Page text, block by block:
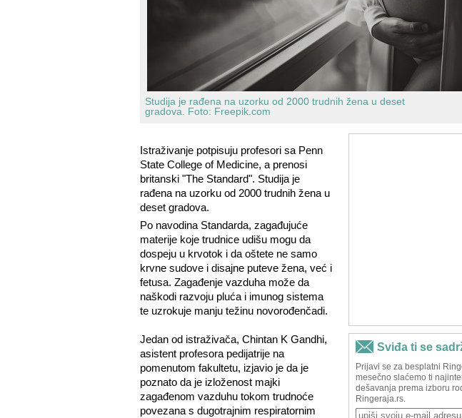
Studija je rađena na uzorku od 2000 trudnih žena u deset
gradova. Foto: Freepik.com
Istraživanje potpisuju profesori sa Penn
State College of Medicine, a prenosi
britanski "The Standard". Studija je
rađena na uzorku od 2000 trudnih žena u
deset gradova.
Po navodina Standarda, zagađujuće
materije koje trudnice udišu mogu da
dospeju u krvotok i da oštete ne samo
krvne sudove i disajne puteve žena, već i
fetusa. Zagađenje vazduha može da
naškodi razvoju pluća i imunog sistema
te uzrokuje manju težinu novorođenčadi.
Jedan od istraživača, Chintan K Gandhi,
asistent profesora pedijatrije na
pomenutom fakultetu, izjavio je da je
poznato da je izloženost majki
zagađenom vazduhu tokom trudnoće
povezana s dugotrajnim respiratornim